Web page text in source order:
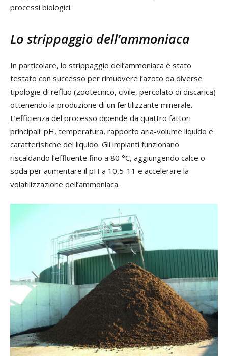
processi biologici.
Lo strippaggio dell’ammoniaca
In particolare, lo strippaggio dell’ammoniaca è stato
testato con successo per rimuovere l’azoto da diverse
tipologie di refluo (zootecnico, civile, percolato di discarica)
ottenendo la produzione di un fertilizzante minerale.
L’efficienza del processo dipende da quattro fattori
principali: pH, temperatura, rapporto aria-volume liquido e
caratteristiche del liquido. Gli impianti funzionano
riscaldando l’effluente fino a 80 °C, aggiungendo calce o
soda per aumentare il pH a 10,5-11 e accelerare la
volatilizzazione dell’ammoniaca.